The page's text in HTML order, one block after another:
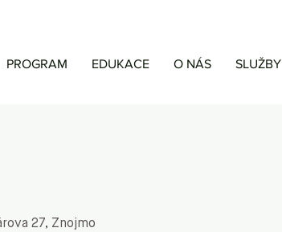
PROGRAM EDUKACE O NÁS SLUŽBY
27, Znojmo